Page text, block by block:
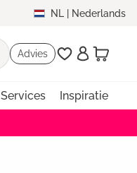
NL | Nederlands
Advies
Services Inspiratie